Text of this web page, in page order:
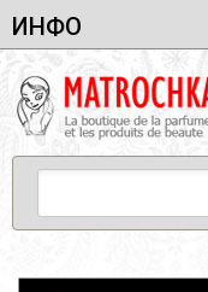
ИНФО